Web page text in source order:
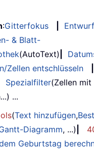
:Gitterfokus
Entwurf
& Blatt-
(AutoText)
Zellen entschlüsseln
Spezialfilter(Zellen
...
(Text hinzufügen,
Diagramm, ...)
Geburtstag